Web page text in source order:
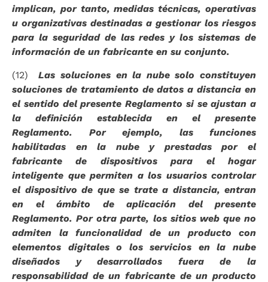
implican, por tanto, medidas técnicas, operativas
u organizativas destinadas a gestionar los riesgos
para la seguridad de las redes y los sistemas de
información de un fabricante en su conjunto.
(12)Las soluciones en la nube solo constituyen
soluciones de tratamiento de datos a distancia en
el sentido del presente Reglamento si se ajustan a
la definición establecida en el presente
Reglamento. Por ejemplo, las funciones
habilitadas en la nube y prestadas por el
fabricante de dispositivos para el hogar
inteligente que permiten a los usuarios controlar
el dispositivo de que se trate a distancia, entran
en el ámbito de aplicación del presente
Reglamento. Por otra parte, los sitios web que no
admiten la funcionalidad de un producto con
elementos digitales o los servicios en la nube
diseñados y desarrollados fuera de la
responsabilidad de un fabricante de un producto